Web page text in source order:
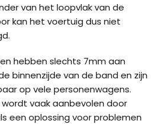
van het loopvlak van de
kan het voertuig dus niet
hebben slechts 7mm aan
binnenzijde van de band en zijn
op vele personenwagens.
wordt vaak aanbevolen door
een oplossing voor problemen